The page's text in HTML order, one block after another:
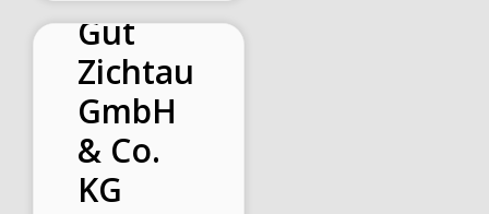
Gut
Zichtau
GmbH
& Co.
KG